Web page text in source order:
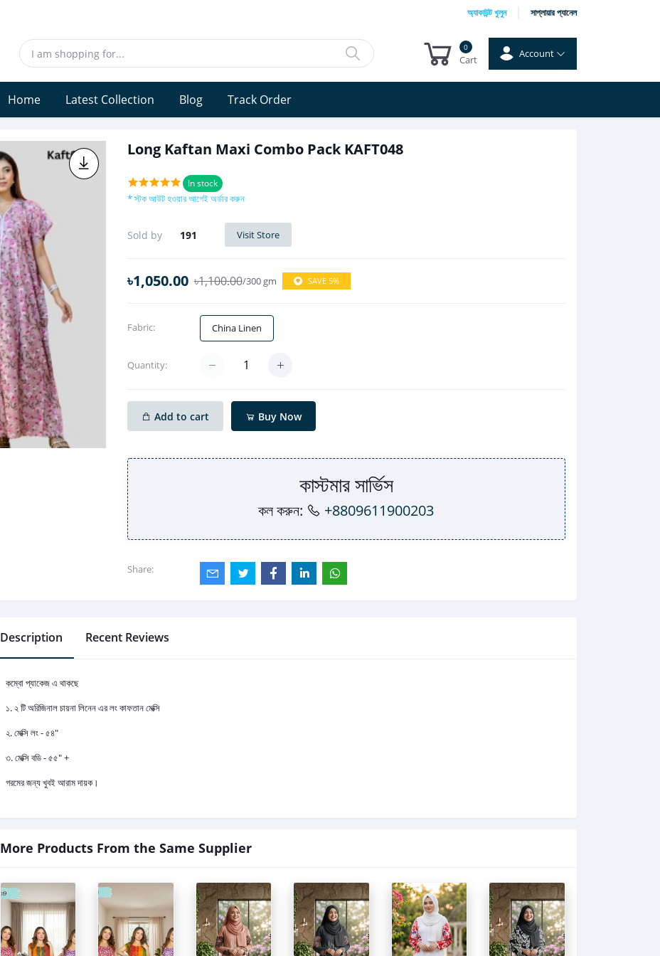
অ্যাকাউন্ট খুলুন সাপ্লায়ার প্যানেল
0
Cart
Account
Home Latest Collection Blog Track Order
Long Kaftan Maxi Combo Pack KAFT048
In stock
* স্টক আউট হওয়ার আগেই অর্ডার করুন
Sold by 191 Visit Store
৳1,050.00 ৳1,100.00/300 gm SAVE 5%
Fabric: China Linen
Quantity:
Add to cart Buy Now
কাস্টমার সার্ভিস
কল করুন: +8809611900203
Share:
Description Recent Reviews
কম্বো প্যাকেজ এ থাকছে
১. ২ টি অরিজিনাল চায়না লিনেন এর লং কাফতান মেক্সি
২. মেক্সি লং - ৫৪"
৩. মেক্সি বডি - ৫৫" +
গরমের জন্য খুবই আরাম দায়ক।
More Products From the Same Supplier